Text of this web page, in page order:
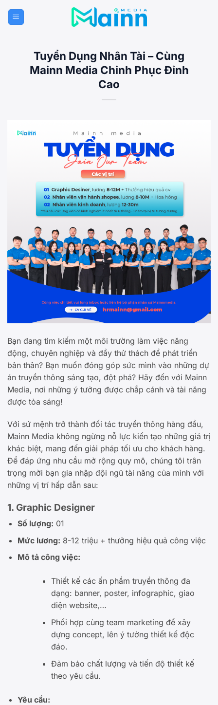
qua
Tuyển Dụng Nhân Tài – Cùng
Mainn Media Chinh Phục Đỉnh
Cao
Bạn đang tìm kiếm một môi trường làm việc năng
động, chuyên nghiệp và đầy thử thách để phát triển
bản thân? Bạn muốn đóng góp sức mình vào những dự
án truyền thông sáng tạo, đột phá? Hãy đến với Mainn
Media, nơi những ý tưởng được chắp cánh và tài năng
được tỏa sáng!
Với sứ mệnh trở thành đối tác truyền thông hàng đầu,
Mainn Media không ngừng nỗ lực kiến tạo những giá trị
khác biệt, mang đến giải pháp tối ưu cho khách hàng.
Để đáp ứng nhu cầu mở rộng quy mô, chúng tôi trân
trọng mời bạn gia nhập đội ngũ tài năng của mình với
những vị trí hấp dẫn sau:
1. Graphic Designer
Số lượng: 01
Mức lương: 8-12 triệu + thưởng hiệu quả công việc
Mô tả công việc:
Thiết kế các ấn phẩm truyền thông đa
dạng: banner, poster, infographic, giao
diện website,…
Phối hợp cùng team marketing để xây
dựng concept, lên ý tưởng thiết kế độc
đáo.
Đảm bảo chất lượng và tiến độ thiết kế
theo yêu cầu.
Yêu cầu: